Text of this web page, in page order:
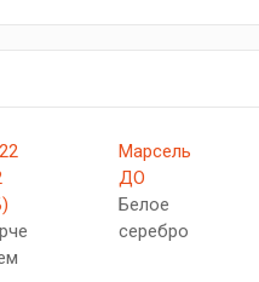
Марсель
ДО
Белое
серебро